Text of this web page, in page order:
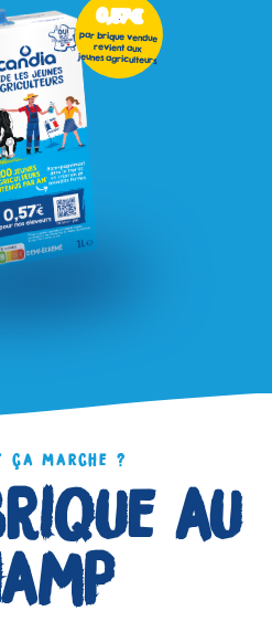
0,57€
par brique vendue
revient aux
jeunes agriculteurs
ça marche ?
au